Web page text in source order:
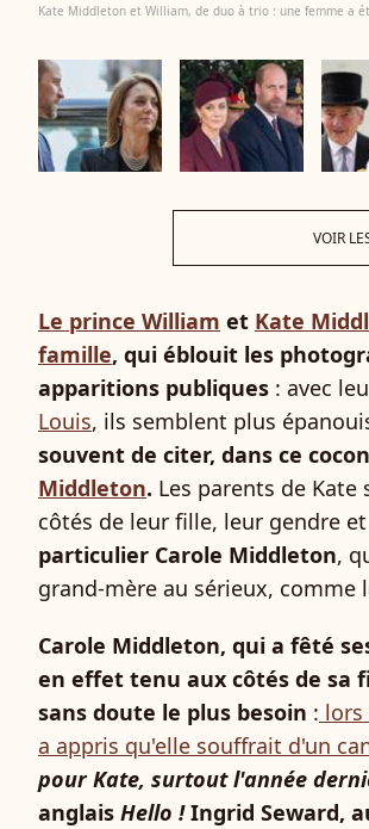
Kate Middleton et William, de duo à trio : une femme a
VOIR
Le prince William et Kate
famille, qui éblouit les
apparitions publiques : avec
Louis, ils semblent plus
souvent de citer, dans ce
Middleton. Les parents de
côtés de leur fille, leur gendre
particulier Carole Middleton,
grand-mère au sérieux, comme
Carole Middleton, qui a fêté
en effet tenu aux côtés de sa
sans doute le plus besoin : lors
a appris qu'elle souffrait d'un
pour Kate, surtout l'année
anglais Hello !Ingrid Seward,